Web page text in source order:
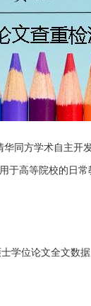
同方学术自主开
于高等院校的日
学位论文全文数